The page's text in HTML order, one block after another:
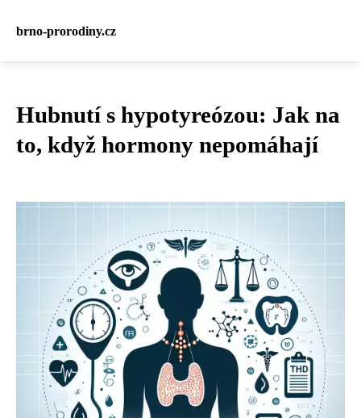
brno-prorodiny.cz
Hubnutí s hypotyreózou: Jak na
to, když hormony nepomáhají